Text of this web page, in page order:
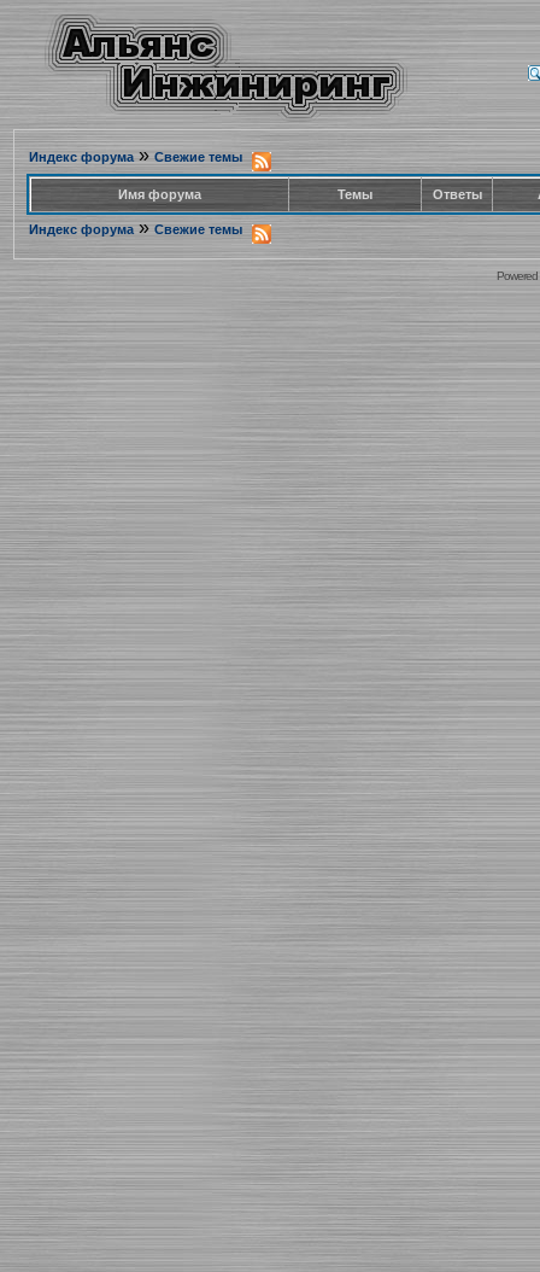
Индекс форума» Свежие темы
Имя форума Темы Ответы
Индекс форума » Свежие темы